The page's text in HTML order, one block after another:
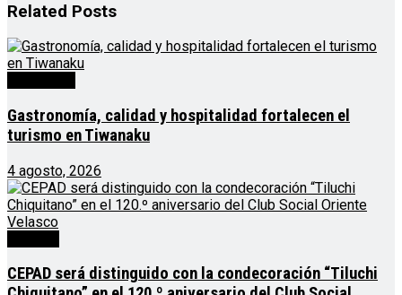
Related Posts
Gastronomía, calidad y hospitalidad fortalecen el
turismo en Tiwanaku
4 agosto, 2026
CEPAD será distinguido con la condecoración “Tiluchi